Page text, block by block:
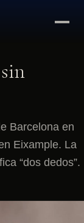
Barcelona en
Eixample. La
“dos dedos”.